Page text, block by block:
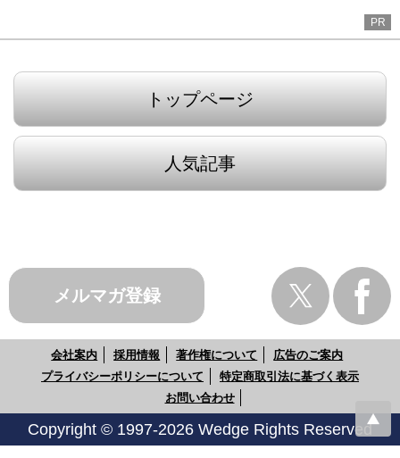
PR
トップページ
人気記事
メルマガ登録
会社案内 採用情報 著作権について
広告のご案内
プライバシーポリシーについて
特定商取引法に基づく表示
お問い合わせ
Copyright © 1997-2026 Wedge Rights Reserved